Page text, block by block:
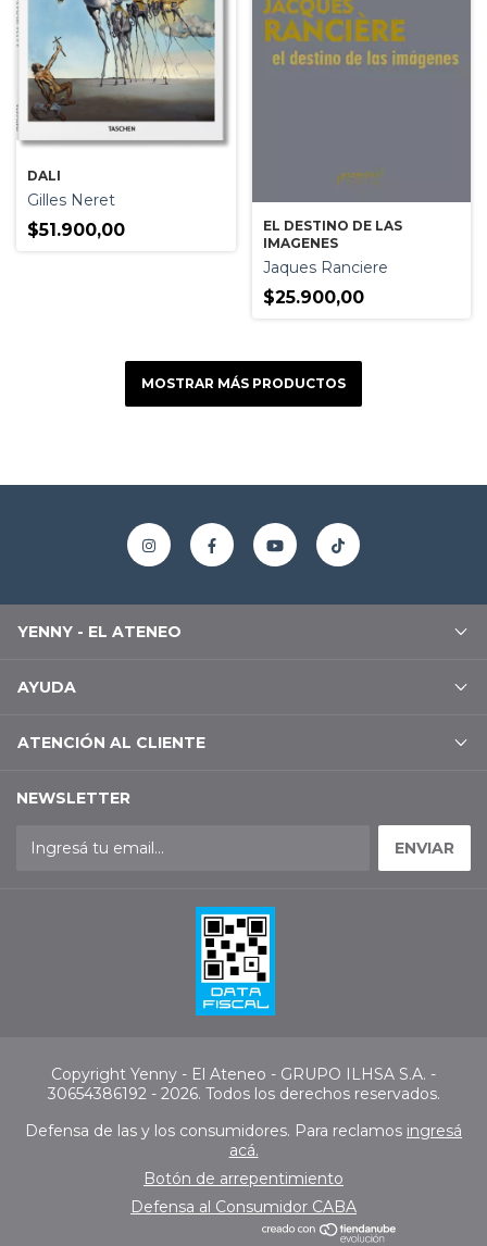
DALI
Gilles Neret
$51.900,00
EL DESTINO DE LAS
IMAGENES
Jaques Ranciere
$25.900,00
MOSTRAR MÁS PRODUCTOS
YENNY - EL ATENEO
AYUDA
ATENCIÓN AL CLIENTE
NEWSLETTER
Copyright Yenny - El Ateneo - GRUPO ILHSA S.A. -
30654386192 - 2026. Todos los derechos reservados.
Defensa de las y los consumidores. Para reclamos ingresá
acá.
Botón de arrepentimiento
Defensa al Consumidor CABA